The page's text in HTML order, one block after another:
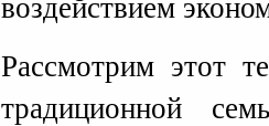
воздействием
Рассмотрим этот
традиционной